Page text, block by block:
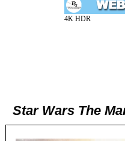
Star Wars The